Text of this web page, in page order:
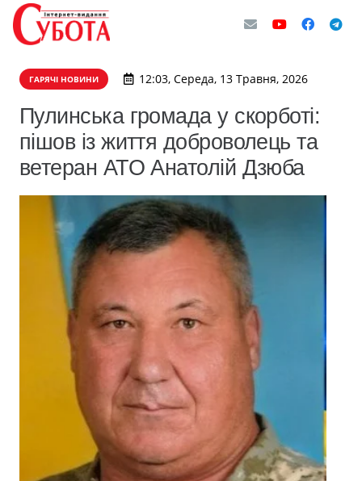
ГАРЯЧІ НОВИНИ 12:03, Середа, 13 Травня, 2026
Пулинська громада у скорботі:
пішов із життя доброволець та
ветеран АТО Анатолій Дзюба